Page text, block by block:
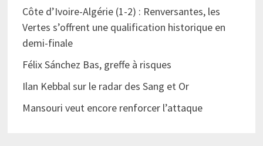
Côte d’Ivoire-Algérie (1-2) : Renversantes, les
Vertes s’offrent une qualification historique en
demi-finale
Félix Sánchez Bas, greffe à risques
Ilan Kebbal sur le radar des Sang et Or
Mansouri veut encore renforcer l’attaque